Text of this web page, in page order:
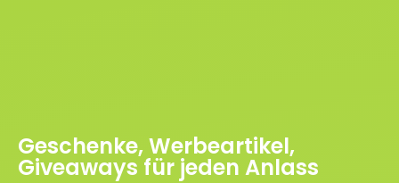
Geschenke, Werbeartikel,
Giveaways für jeden Anlass